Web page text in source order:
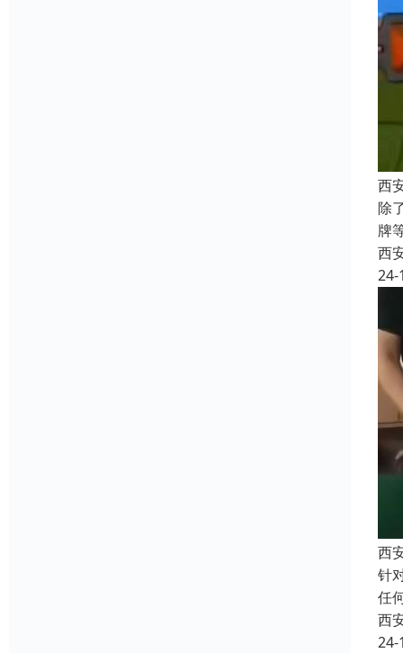
西
除
牌
西
24-
西
针
任
西
24-